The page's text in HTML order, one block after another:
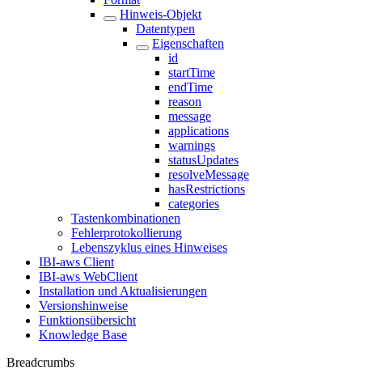
Hinweis-Objekt
Datentypen
Eigenschaften
id
startTime
endTime
reason
message
applications
warnings
statusUpdates
resolveMessage
hasRestrictions
categories
Tastenkombinationen
Fehlerprotokollierung
Lebenszyklus eines Hinweises
IBI-aws Client
IBI-aws WebClient
Installation und Aktualisierungen
Versionshinweise
Funktionsübersicht
Knowledge Base
Breadcrumbs